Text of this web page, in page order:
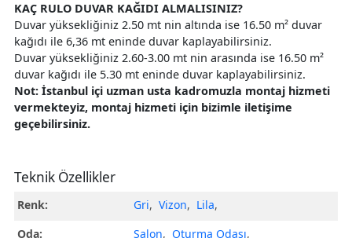
KAÇ RULO DUVAR KAĞIDI ALMALISINIZ?
Duvar yüksekliğiniz 2.50 mt nin altında ise 16.50 m² duvar
kağıdı ile 6,36 mt eninde duvar kaplayabilirsiniz.
Duvar yüksekliğiniz 2.60-3.00 mt nin arasında ise 16.50 m²
duvar kağıdı ile 5.30 mt eninde duvar kaplayabilirsiniz.
Not: İstanbul içi uzman usta kadromuzla montaj hizmeti
vermekteyiz, montaj hizmeti için bizimle iletişime
geçebilirsiniz.
Teknik Özellikler
Renk: Gri, Vizon, Lila,
Oda:
Salon, Oturma Odası,